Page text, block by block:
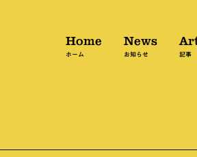
Home
ホーム
News
お知らせ 記事